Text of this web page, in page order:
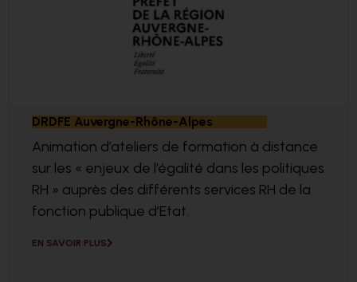
DRDFE Auvergne-Rhône-Alpes
Animation d’ateliers de formation à distance
sur les « enjeux de l’égalité dans les politiques
RH » auprès des différents services RH de la
fonction publique d’Etat.
EN SAVOIR PLUS